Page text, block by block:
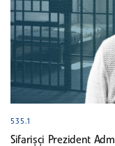
535.1
Sifarişçi Prezident